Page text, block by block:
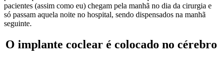
pacientes (assim como eu) chegam pela manhã no dia da cirurgia e
só passam aquela noite no hospital, sendo dispensados na manhã
seguinte.
O implante coclear é colocado no cérebro